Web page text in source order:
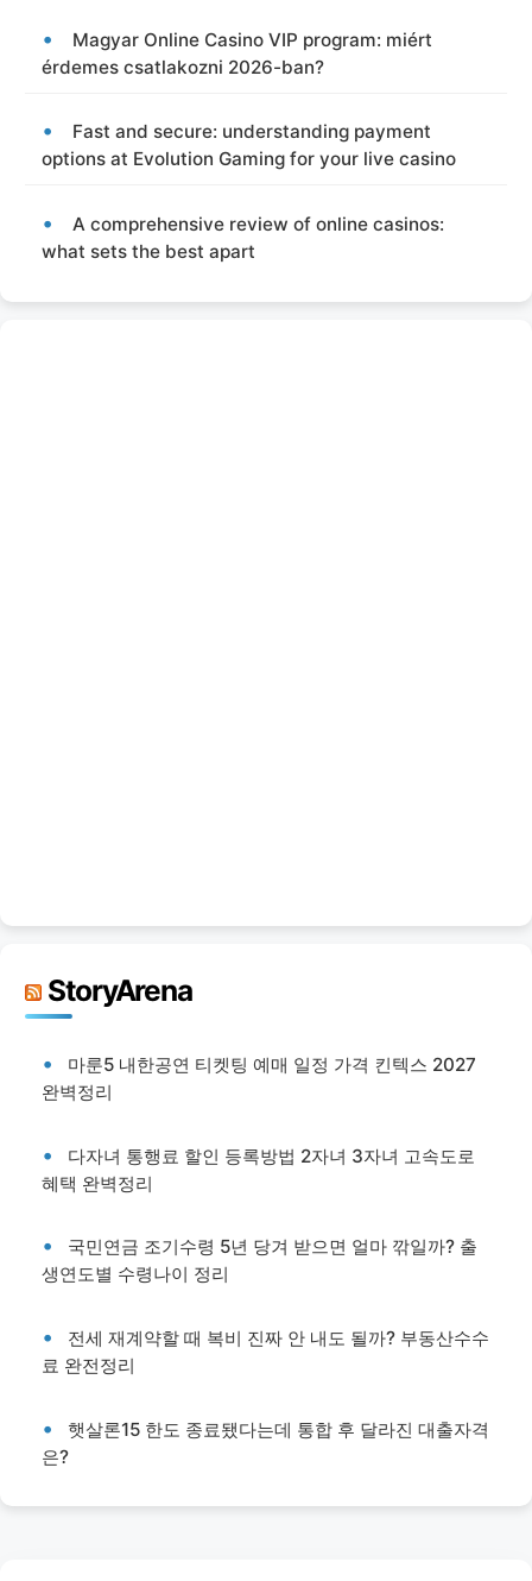
Magyar Online Casino VIP program: miért
érdemes csatlakozni 2026-ban?
Fast and secure: understanding payment
options at Evolution Gaming for your live casino
A comprehensive review of online casinos:
what sets the best apart
StoryArena
마룬5 내한공연 티켓팅 예매 일정 가격 킨텍스 2027
완벽정리
다자녀 통행료 할인 등록방법 2자녀 3자녀 고속도로
혜택 완벽정리
국민연금 조기수령 5년 당겨 받으면 얼마 깎일까? 출
생연도별 수령나이 정리
전세 재계약할 때 복비 진짜 안 내도 될까? 부동산수수
료 완전정리
햇살론15 한도 종료됐다는데 통합 후 달라진 대출자격
은?